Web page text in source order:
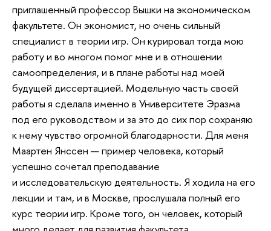
приглашенный профессор Вышки на экономическом
факультете. Он экономист, но очень сильный
специалист в теории игр. Он курировал тогда мою
работу и во многом помог мне и в отношении
самоопределения, и в плане работы над моей
будущей диссертацией. Модельную часть своей
работы я сделала именно в Университете Эразма
под его руководством и за это до сих пор сохраняю
к нему чувство огромной благодарности. Для меня
Маартен Янссен — пример человека, который
успешно сочетал преподавание
и исследовательскую деятельность. Я ходила на его
лекции и там, и в Москве, прослушала полный его
курс теории игр. Кроме того, он человек, который